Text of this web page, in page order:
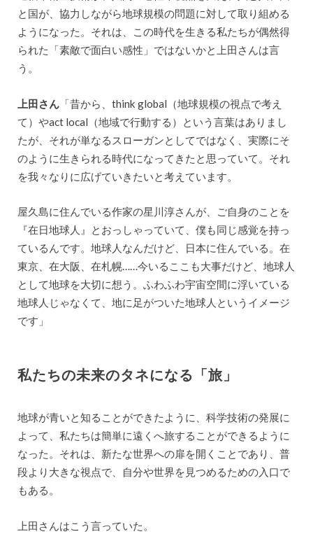
と国が、協力しながら地球規模の問題に対して取り組める
ようになった。それは、この時代を生きる私たちが偶然得
られた「素敵で面白い感性」ではないかと上田さんは言
う。
上田さん「昔から、think global（地球規模の視点で考え
て）やact local（地域で行動する）という言葉はありまし
たが、それが単なるスローガンとしてではなく、実際にそ
のように生きられる時代になってきたと思っていて。それ
を我々なりに広げていきたいと考えています。
屋久島に住んでいる作家の星川淳さんが、ご自身のことを
『在日地球人』とおっしゃっていて、僕も同じ感覚を持っ
ているんです。地球人なんだけど、日本に住んでいる。在
東京、在大阪、在札幌……今いるここも大事だけど、地球人
として地球を大切に想う。ふわふわ宇宙空間に浮いている
地球人じゃなくて、地に足がついた地球人というイメージ
です」
私たちの未来のタネになる「旅」
地球が青いと知ることができたように、科学技術の発展に
よって、私たちは簡単に遠くへ旅することができるように
なった。それは、新たな世界への扉を開くことであり、普
段より大きな視点で、自分や世界を見つめるための入口で
もある。
上田さんはこう言っていた。